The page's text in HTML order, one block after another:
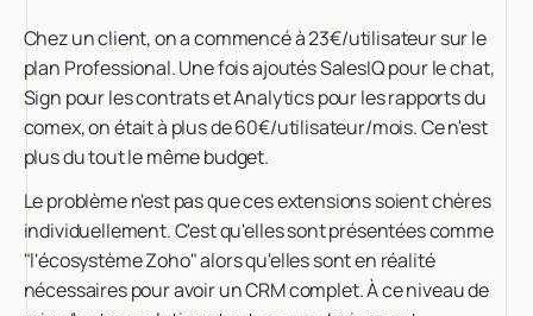
Chez un client, on a commencé à 23€/utilisateur sur le
plan Professional. Une fois ajoutés SalesIQ pour le chat,
Sign pour les contrats et Analytics pour les rapports du
comex, on était à plus de 60€/utilisateur/mois. Ce n'est
plus du tout le même budget.
Le problème n'est pas que ces extensions soient chères
individuellement. C'est qu'elles sont présentées comme
"l'écosystème Zoho" alors qu'elles sont en réalité
nécessaires pour avoir un CRM complet. À ce niveau de